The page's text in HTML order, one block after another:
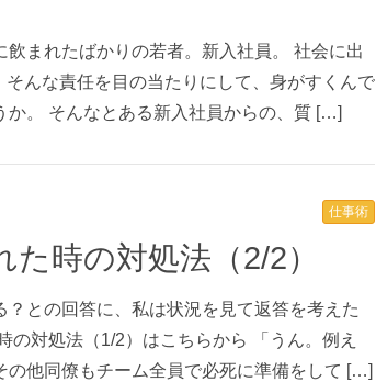
まれたばかりの若者。新入社員。 社会に出
そんな責任を目の当たりにして、身がすくんで
か。 そんなとある新入社員からの、質 […]
仕事術
た時の対処法（2/2）
？との回答に、私は状況を見て返答を考えた
の対処法（1/2）はこちらから 「うん。例え
の他同僚もチーム全員で必死に準備をして […]